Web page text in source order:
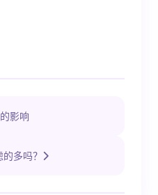
影响
多吗？